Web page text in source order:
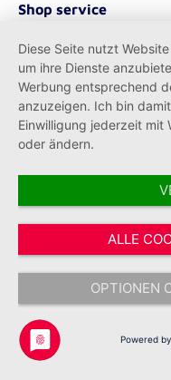
Shop service
Informationen
Vertrag widerrufen
* Alle Preise inkl. gesetzl.
Copyright © 2026
Diese Seite nutzt
um ihre Dienste
Werbung entsprechend
anzuzeigen. Ich bin
Einwilligung jederzeit
oder ändern.
ALLE
OPTIONEN
Powered by